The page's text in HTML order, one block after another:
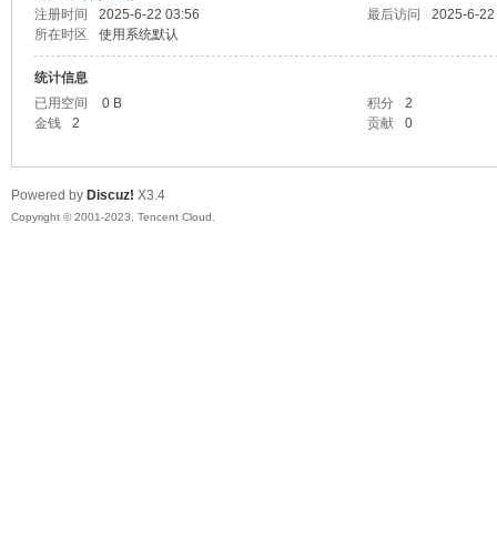
注册时间
2025-6-22 03:56 最后访问
2025-6-
所在时区
使用系统默认
统计信息
已用空间
0 B 积分
2
金钱
2 贡献 0
Powered by Discuz! X3.4
Copyright © 2001-2023, Tencent Cloud.